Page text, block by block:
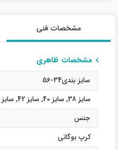
مشخصات فنی
مشخصات ظاهری
سایز بندی34-56
سایز 38
, سایز 40 , سایز 42 , سایز 44
جنس
کرپ بوگاتی